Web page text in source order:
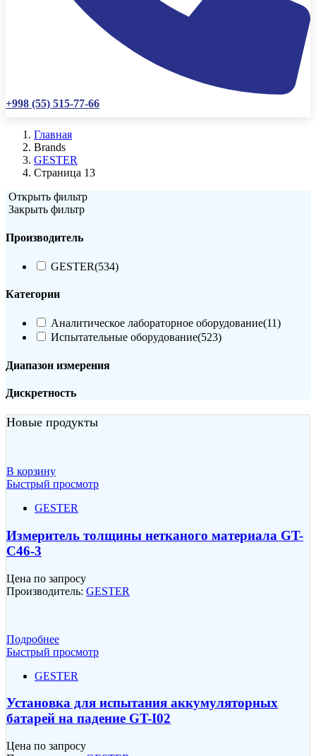
+998 (55) 515-77-66
Главная
Brands
GESTER
Страница 13
Открыть фильтр
Закрыть фильтр
Производитель
GESTER(534)
Категории
Аналитическое лабораторное оборудование(11)
Испытательные оборудование(523)
Диапазон измерения
Дискретность
Новые продукты
В корзину
Быстрый просмотр
GESTER
Измеритель толщины нетканого материала GT-
C46-3
Цена по запросу
Производитель: GESTER
Подробнее
Быстрый просмотр
GESTER
Установка для испытания аккумуляторных
батарей на падение GT-I02
Цена по запросу